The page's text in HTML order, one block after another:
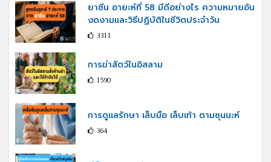
ยาซีน อายะห์ที่ 58 มีดีอย่างไร ความหมายอัน
งดงามและวิธีปฏิบัติในชีวิตประจำวัน
3311
การฆ่าสัตว์ในอิสลาม
1590
การดูแลรักษา เล็บมือ เล็บเท้า ตามซุนนะห์
364